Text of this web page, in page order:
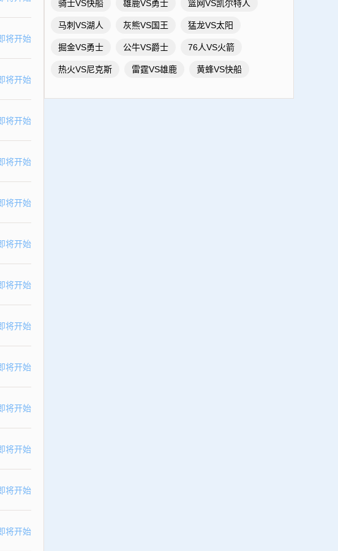
将开始
将开始
将开始
将开始
将开始
将开始
将开始
将开始
将开始
将开始
将开始
将开始
将开始
骑士VS快船 雄鹿VS勇士 篮网VS凯尔特人
马刺VS湖人 灰熊VS国王 猛龙VS太阳
掘金VS勇士 公牛VS爵士 76人VS火箭
热火VS尼克斯 雷霆VS雄鹿 黄蜂VS快船